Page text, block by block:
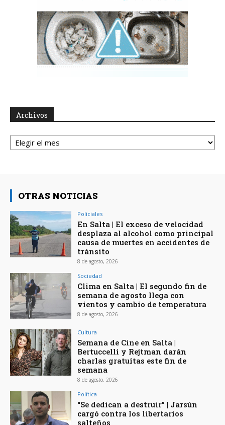
Archivos
Archivos
OTRAS NOTICIAS
Policiales
En Salta | El exceso de velocidad
desplaza al alcohol como principal
causa de muertes en accidentes de
tránsito
8 de agosto, 2026
Sociedad
Clima en Salta | El segundo fin de
semana de agosto llega con
vientos y cambio de temperatura
8 de agosto, 2026
Cultura
Semana de Cine en Salta |
Bertuccelli y Rejtman darán
charlas gratuitas este fin de
semana
8 de agosto, 2026
Política
“Se dedican a destruir” | Jarsún
cargó contra los libertarios
salteños